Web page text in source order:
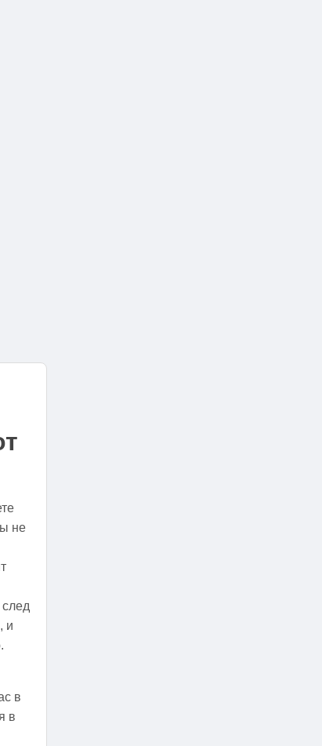
не
и
в
в